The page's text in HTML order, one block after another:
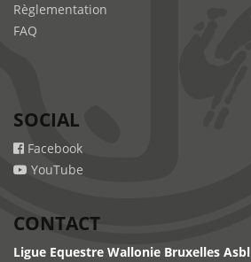
Règlementation
FAQ
SOCIAL
Facebook
YouTube
CONTACT
Ligue Equestre Wallonie Bruxelles Asbl